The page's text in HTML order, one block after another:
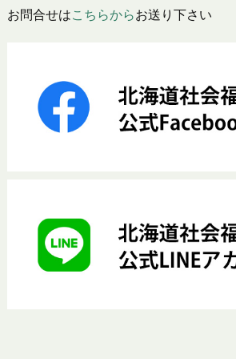
お問合せはこちらからお送り下さい